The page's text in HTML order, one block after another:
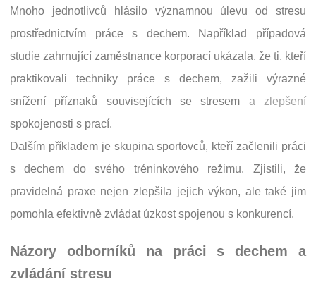
Mnoho jednotlivců hlásilo významnou úlevu od stresu
prostřednictvím práce s dechem. Například případová
studie zahrnující zaměstnance korporací ukázala, že ti, kteří
praktikovali techniky práce s dechem, zažili výrazné
snížení příznaků souvisejících se stresem a zlepšení
spokojenosti s prací.
Dalším příkladem je skupina sportovců, kteří začlenili práci
s dechem do svého tréninkového režimu. Zjistili, že
pravidelná praxe nejen zlepšila jejich výkon, ale také jim
pomohla efektivně zvládat úzkost spojenou s konkurencí.
Názory odborníků na práci s dechem a
zvládání stresu